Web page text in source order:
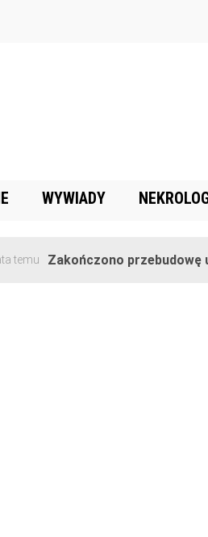
WYWIADY
temu Zakończono przebudowę